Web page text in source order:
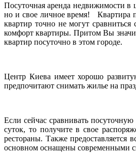
Посуточная аренда недвижимости в
но и свое личное время! Квартира
квартир точно не могут
комфорт квартиры. Притом Вы
квартир посуточно в этом городе.
Центр Киева имеет хорошо
предпочитают снимать жилье на
Если сейчас сравнивать
суток, то получите в свое
рестораны. Также
основном оснащены современными